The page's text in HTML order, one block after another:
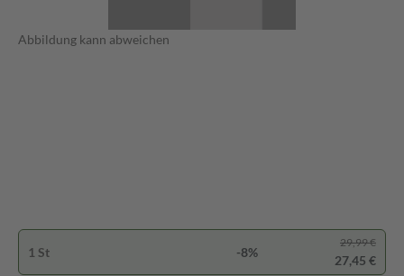
Abbildung kann abweichen
1 St -8%
29,99 €
27,45 €